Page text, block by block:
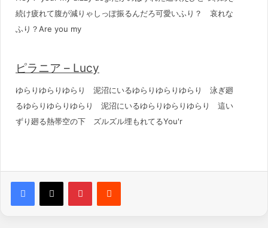
続け疲れて腹が減りゃしっぽ振るんだろ可愛いふり？ 哀れな
ふり？Are you my
ピラニア – Lucy
ゆらりゆらりゆらり 泥沼にいるゆらりゆらりゆらり 泳ぎ廻
るゆらりゆらりゆらり 泥沼にいるゆらりゆらりゆらり 這い
ずり廻る熱帯空の下 ズルズル埋もれてるYou'r
PinterestReddit